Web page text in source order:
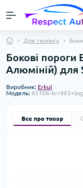
Для тюнінгу
Бокові пороги
Алюміній) для
Виробник: Erkul
Модель: 85106-
Все про товар